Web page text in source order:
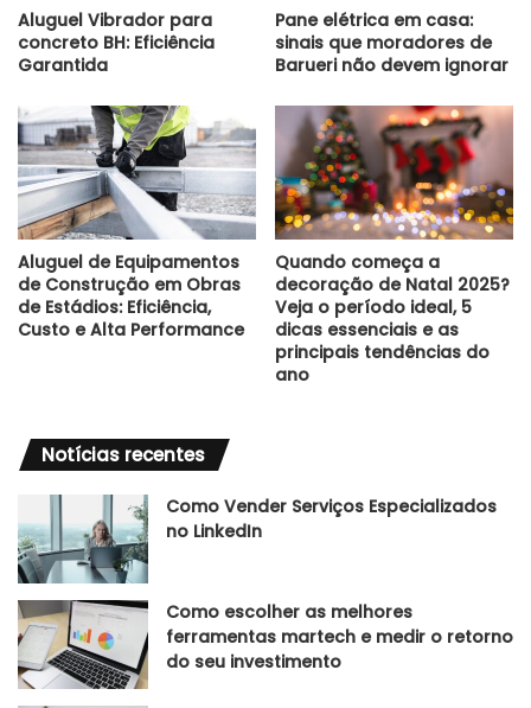
Aluguel Vibrador para
concreto BH: Eficiência
Garantida
Pane elétrica em casa:
sinais que moradores de
Barueri não devem ignorar
Aluguel de Equipamentos
de Construção em Obras
de Estádios: Eficiência,
Custo e Alta Performance
Quando começa a
decoração de Natal 2025?
Veja o período ideal, 5
dicas essenciais e as
principais tendências do
ano
Notícias recentes
Como Vender Serviços Especializados
no LinkedIn
Como escolher as melhores
ferramentas martech e medir o retorno
do seu investimento